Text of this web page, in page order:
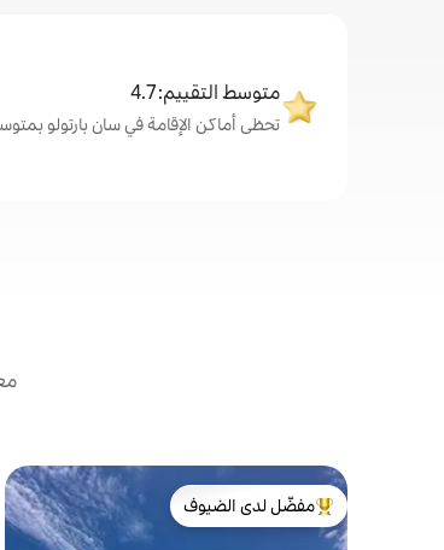
متوسط التقييم: 4.7
تحظى أماكن الإقامة في سان بارتولو بمتوسط
من أبرز البيوت المفضّلة لدى الضيوف
مفضّل لدى الضيوف